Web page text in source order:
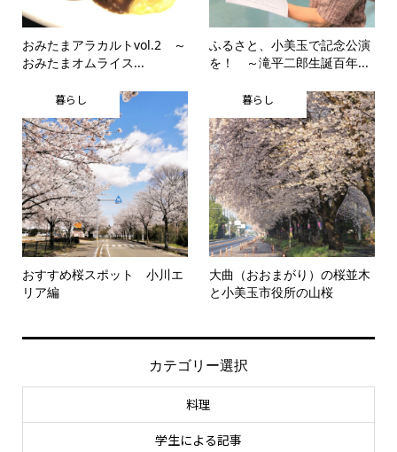
おみたまアラカルトvol.2 ～
おみたまオムライス...
ふるさと、小美玉で記念公演
を！ ～滝平二郎生誕百年...
暮らし
おすすめ桜スポット 小川エ
リア編
暮らし
大曲（おおまがり）の桜並木
と小美玉市役所の山桜
カテゴリー選択
料理
学生による記事